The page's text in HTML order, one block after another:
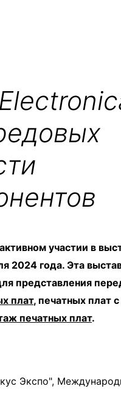
участии в
2024 года. Эта
представления
плат, печатных плат
печатных плат.
Экспо",